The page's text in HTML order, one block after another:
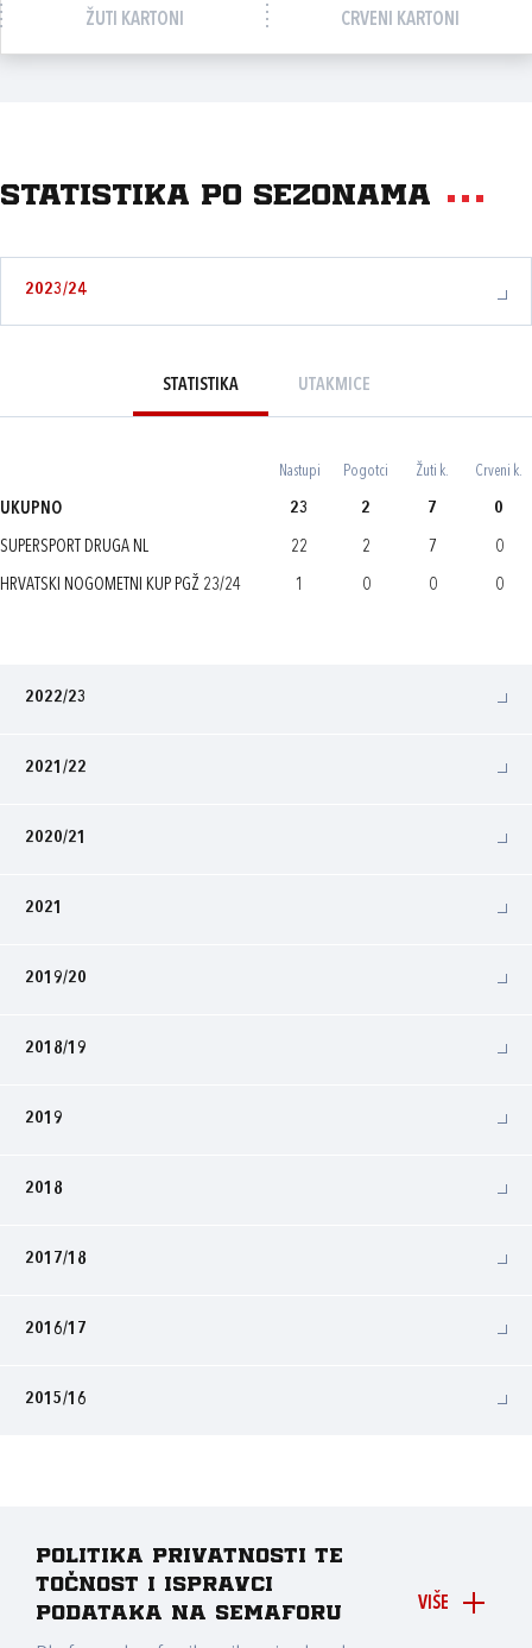
ŽUTI KARTONI CRVENI KARTONI
Statistika po sezonama
2023/24
STATISTIKA UTAKMICE
Nastupi Pogotci Žuti k. Crveni k.
UKUPNO 23 2 7 0
SUPERSPORT DRUGA NL 22 2 7 0
HRVATSKI NOGOMETNI KUP PGŽ 23/24 1 0 0 0
2022/23
2021/22
2020/21
2021
2019/20
2018/19
2019
2018
2017/18
2016/17
2015/16
VIŠE
Politika privatnosti te
točnost i ispravci
podataka na Semaforu